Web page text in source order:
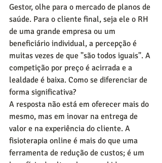
Gestor, olhe para o mercado de planos de
saúde. Para o cliente final, seja ele o RH
de uma grande empresa ou um
beneficiário individual, a percepção é
muitas vezes de que "são todos iguais". A
competição por preço é acirrada e a
lealdade é baixa. Como se diferenciar de
forma significativa?
A resposta não está em oferecer mais do
mesmo, mas em inovar na entrega de
valor e na experiência do cliente. A
fisioterapia online é mais do que uma
ferramenta de redução de custos; é um